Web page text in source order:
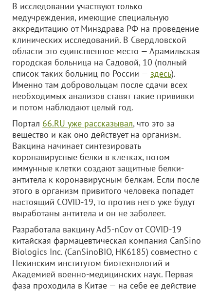
В исследовании участвуют только
медучреждения, имеющие специальную
аккредитацию от Минздрава РФ на проведение
клинических исследований. В Свердловской
области это единственное место — Арамильская
городская больница на Садовой, 10 (полный
список таких больниц по России — здесь).
Именно там добровольцам после сдачи всех
необходимых анализов ставят такие прививки
и потом наблюдают целый год.
Портал 66.RU уже рассказывал, что это за
вещество и как оно действует на организм.
Вакцина начинает синтезировать
коронавирусные белки в клетках, потом
иммунные клетки создают защитные белки-
антитела к коронавирусным белкам. Если после
этого в организм привитого человека попадет
настоящий COVID-19, то против него уже будут
выработаны антитела и он не заболеет.
Разработала вакцину Ad5-nCov от COVID-19
китайская фармацевтическая компания CanSino
Biologics Inc. (СanSinoBIO, HK6185) совместно с
Пекинским институтом биотехнологий и
Академией военно-медицинских наук. Первая
фаза проходила в Китае — на себе ее действие